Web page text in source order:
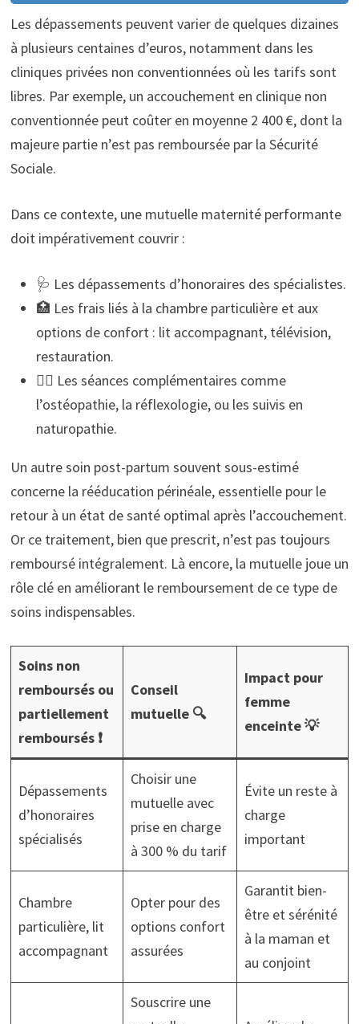
Les dépassements peuvent varier de quelques dizaines
à plusieurs centaines d’euros, notamment dans les
cliniques privées non conventionnées où les tarifs sont
libres. Par exemple, un accouchement en clinique non
conventionnée peut coûter en moyenne 2 400 €, dont la
majeure partie n’est pas remboursée par la Sécurité
Sociale.
Dans ce contexte, une mutuelle maternité performante
doit impérativement couvrir :
🩺 Les dépassements d’honoraires des spécialistes.
🏥 Les frais liés à la chambre particulière et aux
options de confort : lit accompagnant, télévision,
restauration.
🧘‍♀️ Les séances complémentaires comme
l’ostéopathie, la réflexologie, ou les suivis en
naturopathie.
Un autre soin post-partum souvent sous-estimé
concerne la rééducation périnéale, essentielle pour le
retour à un état de santé optimal après l’accouchement.
Or ce traitement, bien que prescrit, n’est pas toujours
remboursé intégralement. Là encore, la mutuelle joue un
rôle clé en améliorant le remboursement de ce type de
soins indispensables.
Soins non
remboursés ou
partiellement
remboursés ❗
Conseil
mutuelle 🔍
Impact pour
femme
enceinte 💡
Dépassements
d’honoraires
spécialisés
Choisir une
mutuelle avec
prise en charge
à 300 % du tarif
Évite un reste à
charge
important
Chambre
particulière, lit
accompagnant
Opter pour des
options confort
assurées
Garantit bien-
être et sérénité
à la maman et
au conjoint
Souscrire une